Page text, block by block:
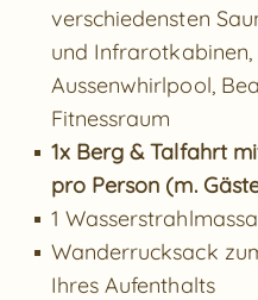
verschiedensten
und Infrarotkabinen,
Aussenwhirlpool,
Fitnessraum
1x Berg & Talfahrt
pro Person (m.
1
Wanderrucksack
Ihres Aufenthalts